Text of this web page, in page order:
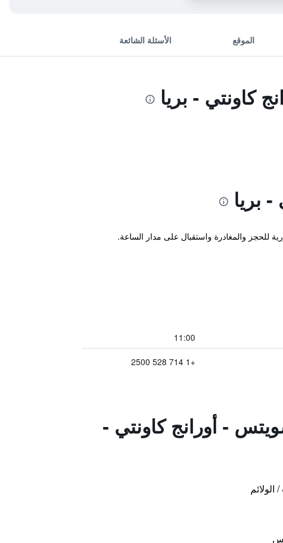
الموقع الأسئلة الشائعة
كاونتي - بريا
بريا
11:00
+1 714 528 2500
- أورانج كاونتي -